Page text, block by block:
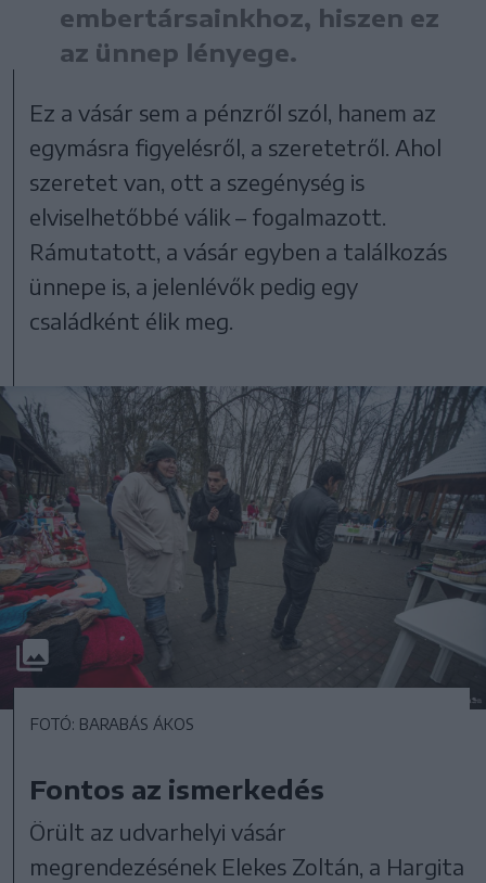
embertársainkhoz, hiszen ez
az ünnep lényege.
Ez a vásár sem a pénzről szól, hanem az
egymásra figyelésről, a szeretetről. Ahol
szeretet van, ott a szegénység is
elviselhetőbbé válik – fogalmazott.
Rámutatott, a vásár egyben a találkozás
ünnepe is, a jelenlévők pedig egy
családként élik meg.
FOTÓ: BARABÁS ÁKOS
Fontos az ismerkedés
Örült az udvarhelyi vásár
megrendezésének Elekes Zoltán, a Hargita